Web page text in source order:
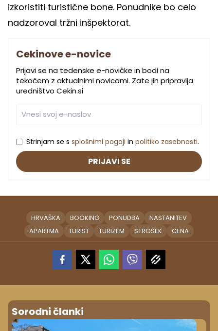
izkoristiti turistične bone. Ponudnike bo celo
nadzoroval tržni inšpektorat.
Cekinove e-novice
Prijavi se na tedenske e-novičke in bodi na
tekočem z aktualnimi novicami. Zate jih pripravlja
uredništvo Cekin.si
Strinjam se s splošnimi pogoji in politiko zasebnosti.
PRIJAVI SE
HRVAŠKA BOOKING PONUDBA
NASTANITEV
APARTMA
TURIST TURIZEM STROŠEK CENA
Sorodni članki